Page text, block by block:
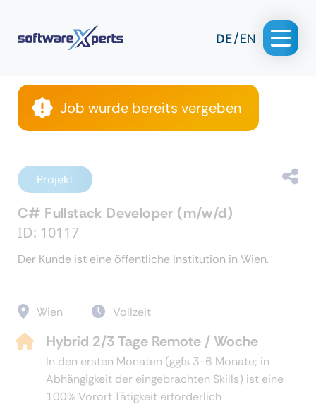
DE EN
Job wurde bereits vergeben
Projekt
C# Fullstack Developer (m/w/d)
ID: 10117
Der Kunde ist eine öffentliche Institution in Wien.
Wien Vollzeit
Hybrid 2/3 Tage Remote / Woche
In den ersten Monaten (ggfs 3-6 Monate; in
Abhängigkeit der eingebrachten Skills) ist eine
100% Vorort Tätigkeit erforderlich